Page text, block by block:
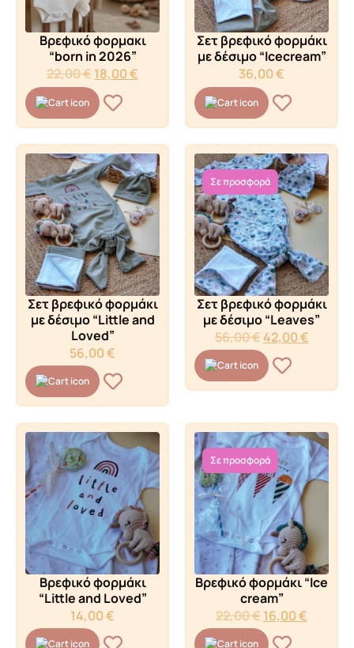
Βρεφικό φορμακι
“born in 2026”
22,00€18,00€
Σετ βρεφικό φορμάκι
με δέσιμο “Icecream”
36,00€
Σετ βρεφικό φορμάκι
με δέσιμο “Little and
Loved”
56,00€
Σε προσφορά
Σετ βρεφικό φορμάκι
με δέσιμο “Leaves”
56,00€ 42,00€
Βρεφικό φορμάκι
“Little and Loved”
14,00€
Σε προσφορά
Βρεφικό φορμάκι “Ice
cream”
22,00€16,00€